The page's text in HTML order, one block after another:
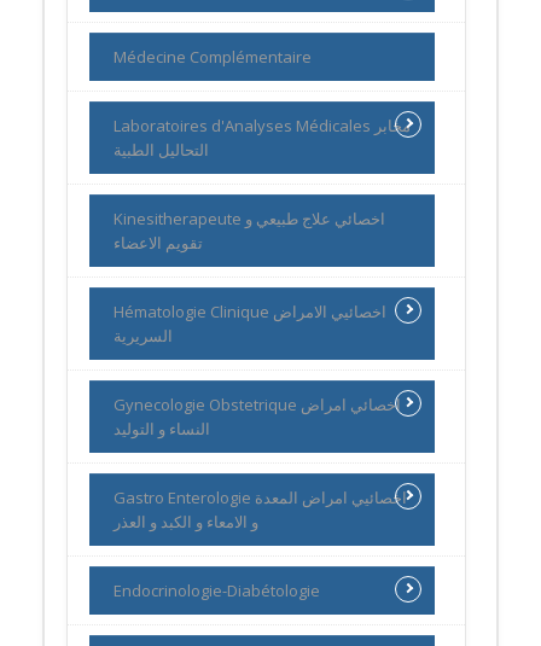
Médecine Complémentaire
Laboratoires d'Analyses Médicales مخابر
التحاليل الطبية
Kinesitherapeute اخصائي علاج طبيعي و
تقويم الاعضاء
Hématologie Clinique اخصائيي الامراض
السريرية
Gynecologie Obstetrique اخصائي امراض
النساء و التوليد
Gastro Enterologie اخصائيي امراض المعدة
و الامعاء و الكبد و العذر
Endocrinologie-Diabétologie